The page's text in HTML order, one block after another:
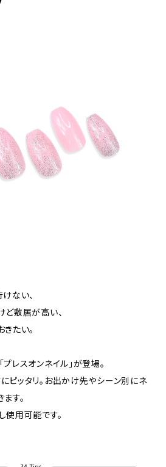
ない、
ど敷居が高い、
たい。
レスオンネイル」が登場。
ピッタリ。お出かけ先やシーン別にネ
す。
使用可能です。